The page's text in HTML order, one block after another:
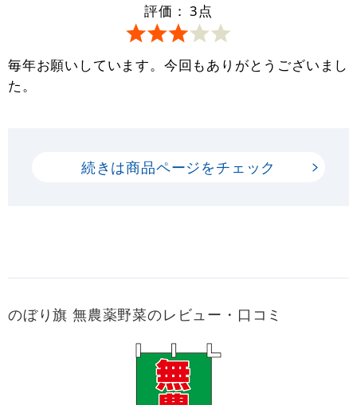
評価： 3点
毎年お願いしています。今回もありがとうございまし
た。
続きは商品ページをチェック
のぼり旗 無農薬野菜のレビュー・口コミ